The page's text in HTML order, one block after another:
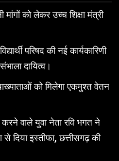
को लेकर उच्च शिक्षा मंत्री
परिषद की नई कार्यकारिणी
दायित्व।
को मिलेगा एकमुश्त वेतन
वाले युवा नेता रवि भगत ने
दिया इस्तीफा, छत्तीसगढ़ की